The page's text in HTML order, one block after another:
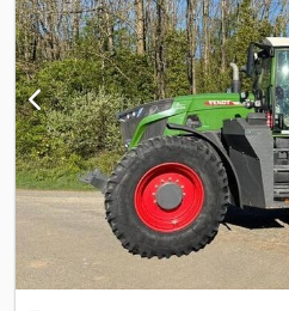
2000 mm V000 Standardna
A055 Maksimalna nosivost zadnjih
Eofx Angorf A077 Dvokružni
Control A105 Uređaj za upozorenje
Ručna kočnica, pneumatska A133
A160 Automatska priključna glava
sanduk A195 Nosiljka za priključnu
priključak za dodatne komponente
upravljanje levo A199 Kuglasti
A205 Priključna glava sa dugom
sanduk, izvlječni C038 Prednje
grejanjem C055 Zadnje